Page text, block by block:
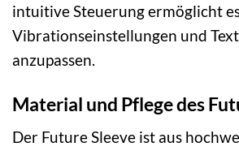
intuitive Steuerung ermöglicht
Vibrationseinstellungen und
anzupassen.
Material und Pflege des
Der Future Sleeve ist aus